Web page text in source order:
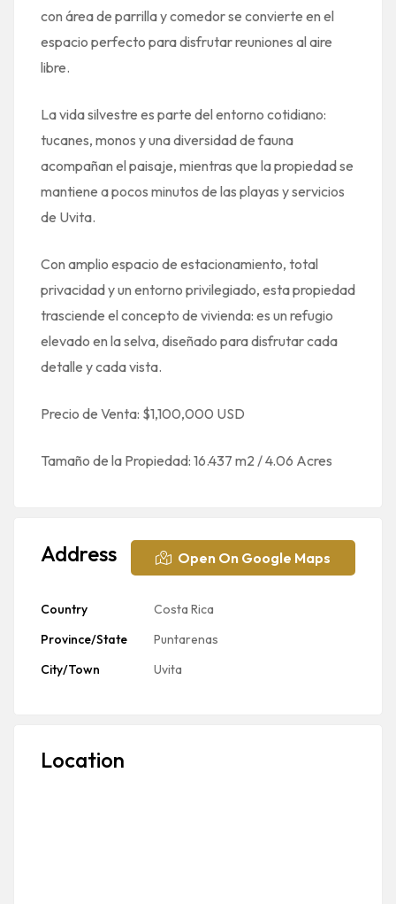
con área de parrilla y comedor se convierte en el
espacio perfecto para disfrutar reuniones al aire
libre.
La vida silvestre es parte del entorno cotidiano:
tucanes, monos y una diversidad de fauna
acompañan el paisaje, mientras que la propiedad se
mantiene a pocos minutos de las playas y servicios
de Uvita.
Con amplio espacio de estacionamiento, total
privacidad y un entorno privilegiado, esta propiedad
trasciende el concepto de vivienda: es un refugio
elevado en la selva, diseñado para disfrutar cada
detalle y cada vista.
Precio de Venta: $1,100,000 USD
Tamaño de la Propiedad: 16.437 m2 / 4.06 Acres
Address Open On Google Maps
Country
Costa Rica
Province/State
Puntarenas
City/Town
Uvita
Location